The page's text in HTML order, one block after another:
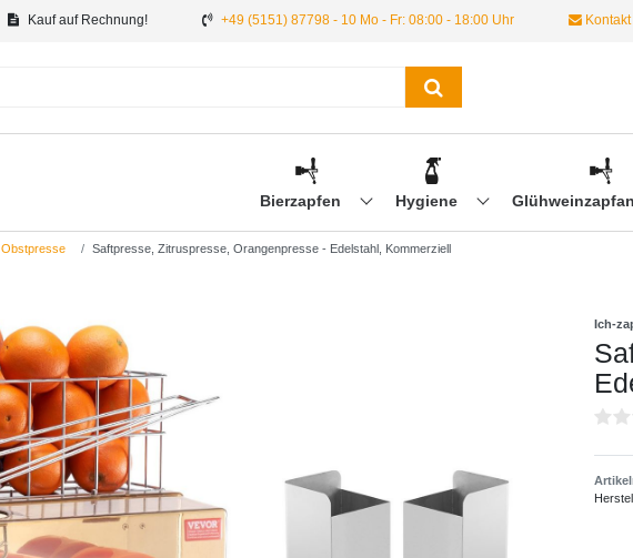
Kauf auf Rechnung! +49 (5151) 87798 - 10 Mo - Fr: 08:00 - 18:00 Uhr Kontakt
Bierzapfen Hygiene
Obstpresse Saftpresse, Zitruspresse, Orangenpresse - Edelstahl, Kommerziell
Ich-